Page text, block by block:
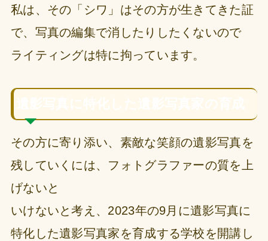
私は、その「シワ」はその方が生きてきた証
で、写真の編集で消したりしたくないので
ライティングは特に拘っています。
その方に寄り添い、素敵な笑顔の遺影写真を
残していくには、フォトグラファーの質を上
げないと
いけないと考え、2023年の9月に遺影写真に
特化した遺影写真家を育成する学校を開講し